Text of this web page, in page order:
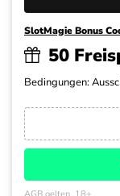
SlotMagie Bonus
50
Bedingungen: